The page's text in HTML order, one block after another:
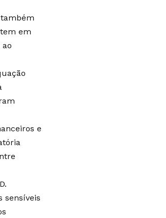
em
e
sensíveis